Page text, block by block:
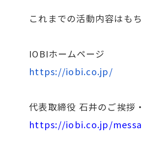
これまでの活動内容はもち
IOBIホームページ
https://iobi.co.jp/
代表取締役 石井のご挨拶
https://iobi.co.jp/